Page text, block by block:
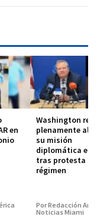
en
Washington
plenamente al
su misión
diplomática en
tras protesta
régimen
Por Redacción
Noticias Miami